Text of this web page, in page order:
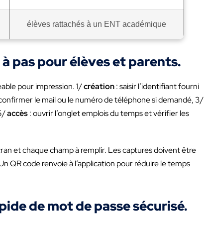
élèves rattachés à un ENT académique
pas pour élèves et parents.
pour impression. 1/création: saisir l’identifiant fourni
le mail ou le numéro de téléphone si demandé, 3/
accès: ouvrir l’onglet emplois du temps et vérifier les
et chaque champ à remplir. Les captures doivent être
QR code renvoie à l’application pour réduire le temps
de mot de passe sécurisé.